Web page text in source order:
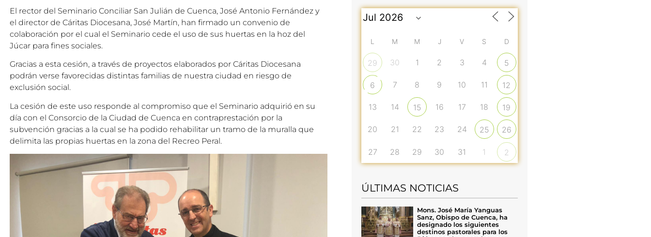
El rector del Seminario Conciliar San Julián de Cuenca, José Antonio Fernández y
el director de Cáritas Diocesana, José Martín, han firmado un convenio de
colaboración por el cual el Seminario cede el uso de sus huertas en la hoz del
Júcar para fines sociales.
Gracias a esta cesión, a través de proyectos elaborados por Cáritas Diocesana
podrán verse favorecidas distintas familias de nuestra ciudad en riesgo de
exclusión social.
La cesión de este uso responde al compromiso que el Seminario adquirió en su
día con el Consorcio de la Ciudad de Cuenca en contraprestación por la
subvención gracias a la cual se ha podido rehabilitar un tramo de la muralla que
delimita las propias huertas en la zona del Recreo Peral.
L M M J V S D
29 30 1 2 3 4 5
6 7 8 9 10 11 12
13 14 15 16 17 18 19
20 21 22 23 24 25 26
27 28 29 30 31 1 2
ÚLTIMAS NOTICIAS
Mons. José María Yanguas
Sanz, Obispo de Cuenca, ha
designado los siguientes
destinos pastorales para los